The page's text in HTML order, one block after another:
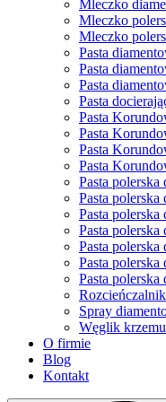
Mleczko
Mleczko
Mleczko
Pasta
Pasta
Pasta
Pasta
Pasta
Pasta
Pasta
Pasta
Pasta
Pasta
Pasta polerska
Pasta polerska
Pasta polerska
Pasta polerska
Pasta polerska
Spray
Węglik
O firmie
Blog
Kontakt